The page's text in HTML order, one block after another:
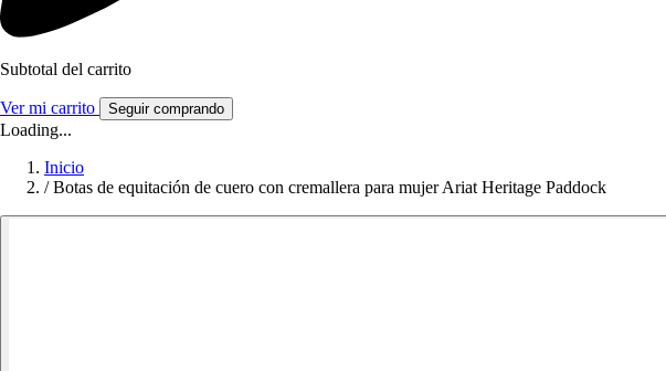
Subtotal del carrito
Ver mi carrito Seguir comprando
Loading...
Inicio
/ Botas de equitación de cuero con cremallera para mujer Ariat Heritage Paddock